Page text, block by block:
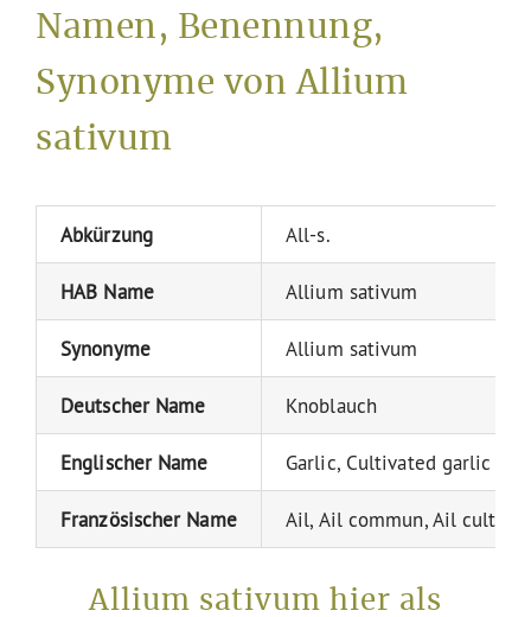
Namen, Benennung,
Synonyme von Allium
sativum
Abkürzung All-s.
HAB Name Allium sativum
Synonyme Allium sativum
Deutscher Name Knoblauch
Englischer Name Garlic, Cultivated garlic
Französischer Name Ail, Ail commun, Ail cultivé
Allium sativum hier als